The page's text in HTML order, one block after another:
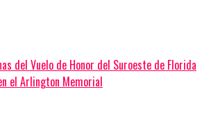
del Vuelo de Honor del Suroeste de Florida
el Arlington Memorial